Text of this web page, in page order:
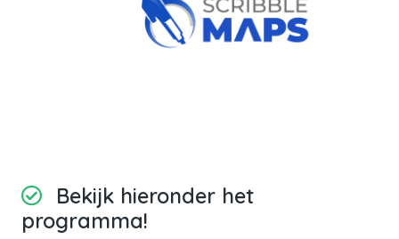
Bekijk hieronder het
programma!